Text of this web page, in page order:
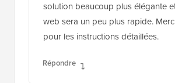
solution beaucoup plus élégante
web sera un peu plus rapide.
pour les instructions détaillées.
Répondre